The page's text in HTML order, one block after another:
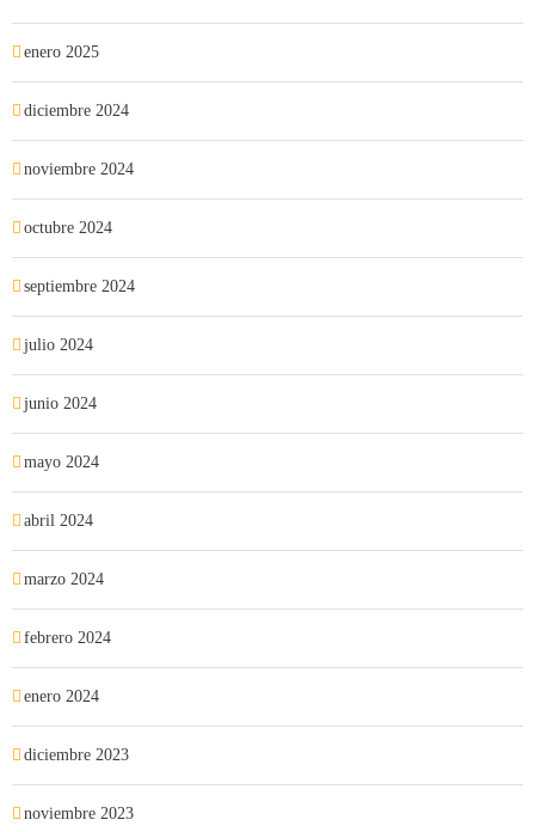
enero 2025
diciembre 2024
noviembre 2024
octubre 2024
septiembre 2024
julio 2024
junio 2024
mayo 2024
abril 2024
marzo 2024
febrero 2024
enero 2024
diciembre 2023
noviembre 2023